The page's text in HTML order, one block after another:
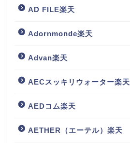
AD FILE楽天
Adornmonde楽天
Advan楽天
AECスッキリウォーター楽天
AEDコム楽天
AETHER（エーテル）楽天